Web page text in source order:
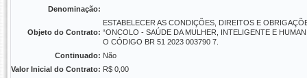
Denominação:
Objeto do Contrato:
ESTABELECER AS CONDIÇÕES, DIREITOS E
“ONCOLO - SAÚDE DA MULHER, INTELIGENTE E
O CÓDIGO BR 51 2023 003790 7.
Continuado: Não
Valor Inicial do Contrato: R$ 0,00